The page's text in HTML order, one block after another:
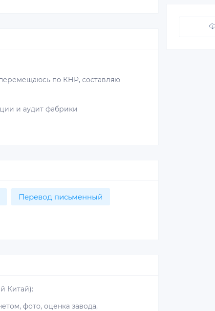
по КНР, составляю
и аудит фабрики
Перевод письменный
Китай):
фото, оценка завода,